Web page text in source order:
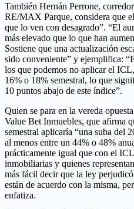
También Hernán Perrone,
RE/MAX Parque, considera que
que lo ven con desagrado”. “El
más elevado que lo que han
Sostiene que una actualización
sido conveniente” y ejemplifica:
los que podemos no aplicar el
16% o 18% semestral, lo que
10 puntos abajo de este índice”.
Quien se para en la vereda
Value Bet Inmuebles, que afirma
semestral aplicaría “una suba del
al menos entre un 44% o 48%
prácticamente igual que con el
inmobiliarias y quienes
más fácil decir que la ley
están de acuerdo con la misma,
enfatiza.